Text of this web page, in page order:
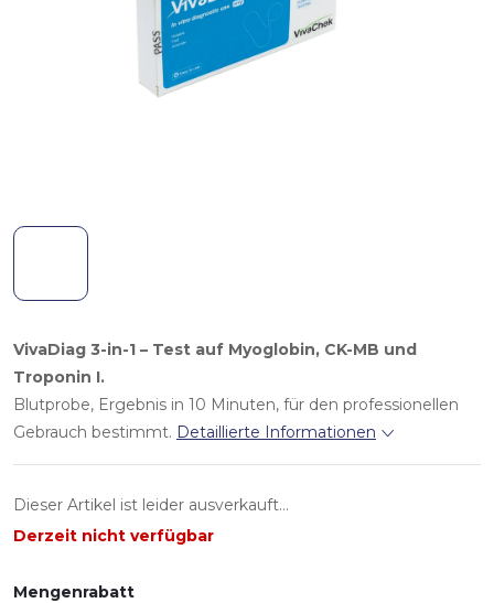
VivaDiag 3-in-1 – Test auf Myoglobin, CK-MB und
Troponin I.
Blutprobe, Ergebnis in 10 Minuten, für den professionellen
Gebrauch bestimmt. Detaillierte Informationen
Dieser Artikel ist leider ausverkauft…
Derzeit nicht verfügbar
Mengenrabatt